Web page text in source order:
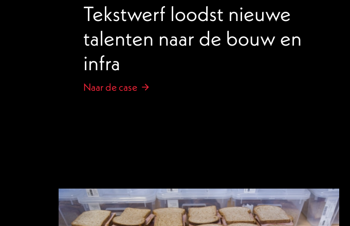
Tekstwerf loodst nieuwe
talenten naar de bouw en
infra
Naar de case